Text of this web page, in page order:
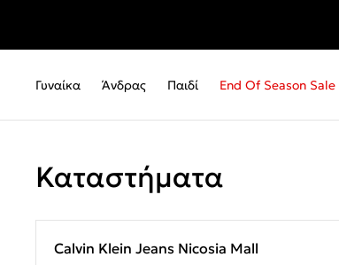
Γυναίκα Άνδρας Παιδί End Of Season Sale
Καταστήματα
Calvin Klein Jeans Nicosia Mall